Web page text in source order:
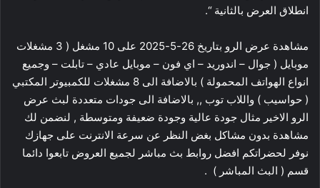
انطلاق العرض بالثانية “.
مشاهدة عرض الرو بتاريخ 26-5-2025 على 10 مشغل ( 3 مشغلات
موبايل ( جوال – اندوريد – اي فون – موبايل عادي – تابلت – وجميع
انواع الهواتف المحمولة ) بالاضافة الى 8 مشغلات للكمبيوتر المكتبي
( حواسيب ) واللاب توب ,, بالاضافة الى جودات متعددة لبث عرض
الرو الاخير مثال جودة عالية وجودة ضعيفة ومتوسطة , لنضمن لك
مشاهدة بدون مشاكل بغض النظر عن سرعة الانترنت على جهازك
نوفر لحضراتكم افضل روابط بث مباشر لجميع العروض تابعوا دائما
قسم ( البث المباشر ) .